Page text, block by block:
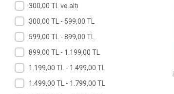
300,00 TL ve altı
300,00 TL - 599,00 TL
599,00 TL - 899,00 TL
899,00 TL - 1.199,00 TL
1.199,00 TL - 1.499,00 TL
1.499,00 TL - 1.799,00 TL